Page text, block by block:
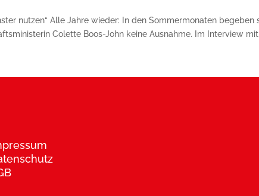
nutzen“ Alle Jahre wieder: In den Sommermonaten
Colette Boos-John keine Ausnahme. Im Interview